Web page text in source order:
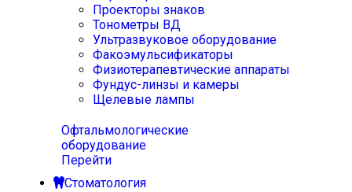
Проекторы знаков
Тонометры ВД
Ультразвуковое оборудование
Факоэмульсификаторы
Физиотерапевтические аппараты
Фундус-линзы и камеры
Щелевые лампы
Офтальмологические
оборудование
Перейти
Стоматология